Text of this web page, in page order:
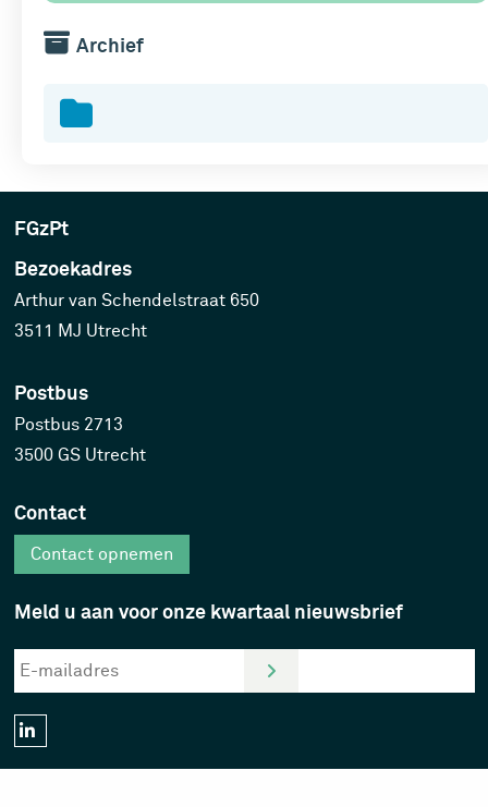
Archief
FGzPt
Bezoekadres
Arthur van Schendelstraat 650
3511 MJ Utrecht
Postbus
Postbus 2713
3500 GS Utrecht
Contact
Contact opnemen
Meld u aan voor onze kwartaal nieuwsbrief